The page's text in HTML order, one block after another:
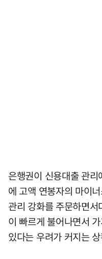
은행권이 신용대출 관
에 고액 연봉자의 마이
관리 강화를 주문하면
이 빠르게 불어나면서
있다는 우려가 커지는